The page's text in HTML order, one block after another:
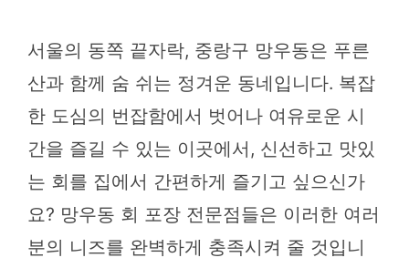
서울의 동쪽 끝자락, 중랑구 망우동은 푸른
산과 함께 숨 쉬는 정겨운 동네입니다. 복잡
한 도심의 번잡함에서 벗어나 여유로운 시
간을 즐길 수 있는 이곳에서, 신선하고 맛있
는 회를 집에서 간편하게 즐기고 싶으신가
요? 망우동 회 포장 전문점들은 이러한 여러
분의 니즈를 완벽하게 충족시켜 줄 것입니